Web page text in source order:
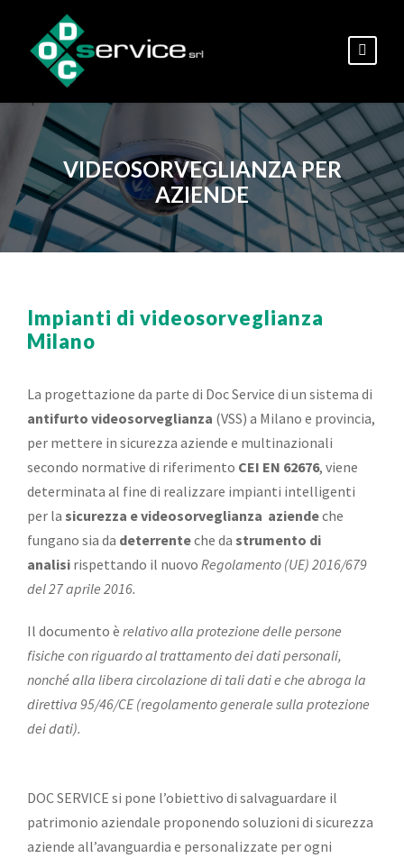
VIDEOSORVEGLIANZA PER
AZIENDE
Impianti di videosorveglianza
Milano
La progettazione da parte di Doc Service di un sistema di
antifurto videosorveglianza (VSS) a Milano e provincia,
per mettere in sicurezza aziende e multinazionali
secondo normative di riferimento CEI EN 62676, viene
determinata al fine di realizzare impianti intelligenti
per la sicurezza e videosorveglianza aziendeche
fungano sia da deterrenteche da strumento di
analisi rispettando il nuovo Regolamento (UE) 2016/679
del 27 aprile 2016.
Il documento è relativo alla protezione delle persone
fisiche con riguardo al trattamento dei dati personali,
nonché alla libera circolazione di tali dati e che abroga la
direttiva 95/46/CE (regolamento generale sulla protezione
dei dati).
DOC SERVICE si pone l’obiettivo di salvaguardare il
patrimonio aziendale proponendo soluzioni di sicurezza
aziende all’avanguardia e personalizzate per ogni